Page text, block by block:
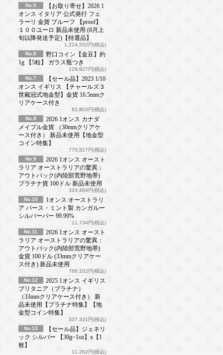
No.5
【お取り寄せ】2026 1
オンス イタリア 公式発行 フェ
ラーリ 金貨 プルーフ 【proof】
１００ユーロ 新品未使用 (8月上
旬以降発送予定)【特選品】
1,224,552円(税込)
No.6
野口コイン【金豆】約
1g 【5粒】 ガラス瓶つき
129,927円(税込)
No.7
【セール品】2023 1/10
オンス イギリス 【チャールズ３
世戴冠式地金型】金貨 16.5mmク
リアケース付き
82,803円(税込)
No.8
2026 1オンス カナダ
メイプル金貨 （30mmクリアケ
ース付き） 新品未使用【地金型
コイン特集】
775,527円(税込)
No.9
2026 1オンス オースト
ラリア オーストラリアの驚異：
アウトバック(内陸部荒野地帯)
プラチナ貨 100ドル 新品未使用
333,469円(税込)
No.10
1オンス オーストラリ
ア パース・ミント製 カンガルー
シルバーバー 99.99%
11,734円(税込)
No.11
2026 1オンス オースト
ラリア オーストラリアの驚異：
アウトバック(内陸部荒野地帯)
金貨 100ドル (33mmクリアケー
ス付き) 新品未使用
766,102円(税込)
No.12
2025 1オンス イギリス
ブリタニア（プラチナ）
（33mmクリアケース付き） 新
品未使用【プラチナ特集】【地
金型コイン特集】
337,331円(税込)
No.13
【セール品】ジェネリ
ック シルバー 【30g~1oz】x【1
枚】
11,262円(税込)